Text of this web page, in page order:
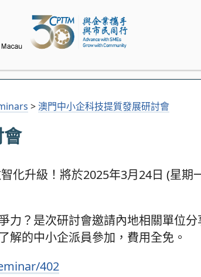
> 澳門中小企科技提質發展研討會
化升級！將於2025年3月24日 (星期
力？是次研討會邀請內地相關單位
解的中小企派員參加，費用全免。
402